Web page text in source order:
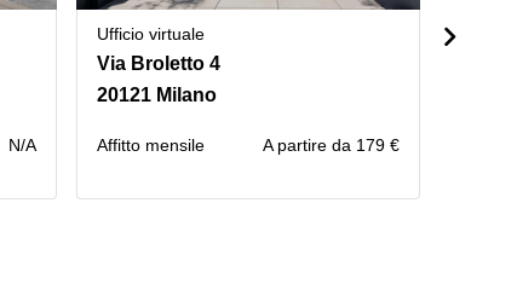
N/A
Ufficio virtuale
Via Broletto 4
20121 Milano
Affitto mensile A partire da 179 €